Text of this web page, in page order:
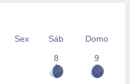
Sex Sáb
Domo
8
9